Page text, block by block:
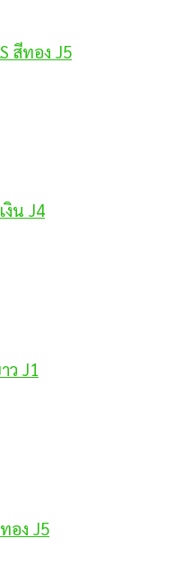
สีทอง J5
งิน J4
ว J1
อง J5